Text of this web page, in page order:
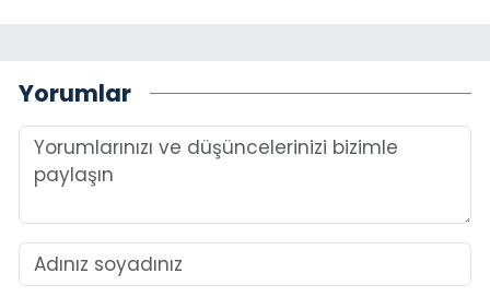
Yorumlar